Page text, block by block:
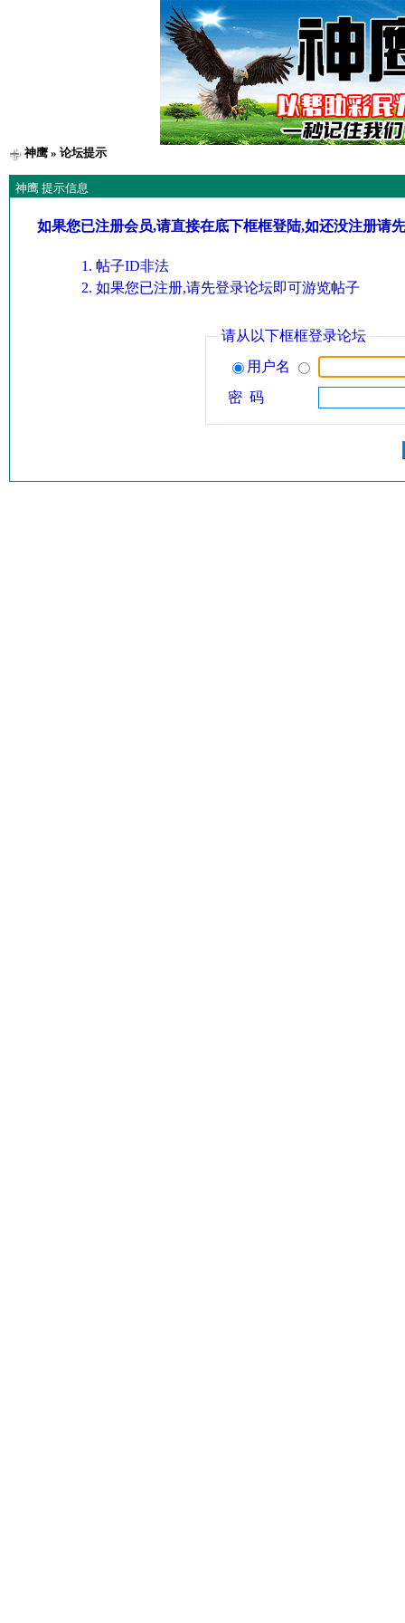
神鹰» 论坛提示
神鹰 提示信息
如果您已注册会员,请直接在底下框框登陆,如还没注册请
帖子ID非法
如果您已注册,请先登录论坛即可游览帖子
请从以下框框登录论坛
用户名
密 码